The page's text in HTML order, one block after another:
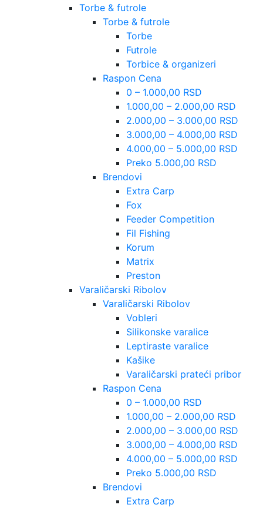
Torbe & futrole
Torbe & futrole
Torbe
Futrole
Torbice & organizeri
Raspon Cena
0 – 1.000,00 RSD
1.000,00 – 2.000,00 RSD
2.000,00 – 3.000,00 RSD
3.000,00 – 4.000,00 RSD
4.000,00 – 5.000,00 RSD
Preko 5.000,00 RSD
Brendovi
Extra Carp
Fox
Feeder Competition
Fil Fishing
Korum
Matrix
Preston
Varaličarski Ribolov
Varaličarski Ribolov
Vobleri
Silikonske varalice
Leptiraste varalice
Kašike
Varaličarski prateći pribor
Raspon Cena
0 – 1.000,00 RSD
1.000,00 – 2.000,00 RSD
2.000,00 – 3.000,00 RSD
3.000,00 – 4.000,00 RSD
4.000,00 – 5.000,00 RSD
Preko 5.000,00 RSD
Brendovi
Extra Carp